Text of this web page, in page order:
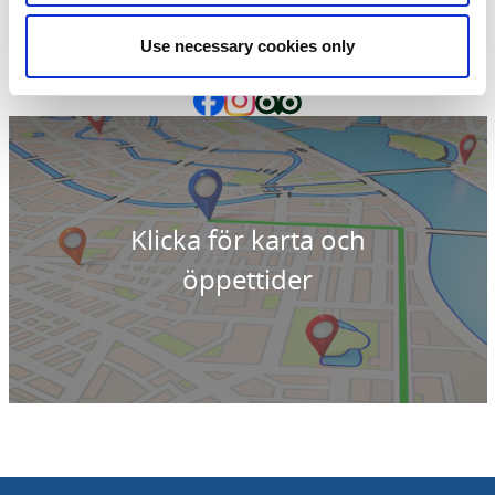
Use necessary cookies only
54673 Forsvik
Skicka E-post
Hemsida:forsviksbruk.se
Klicka för karta och
öppettider